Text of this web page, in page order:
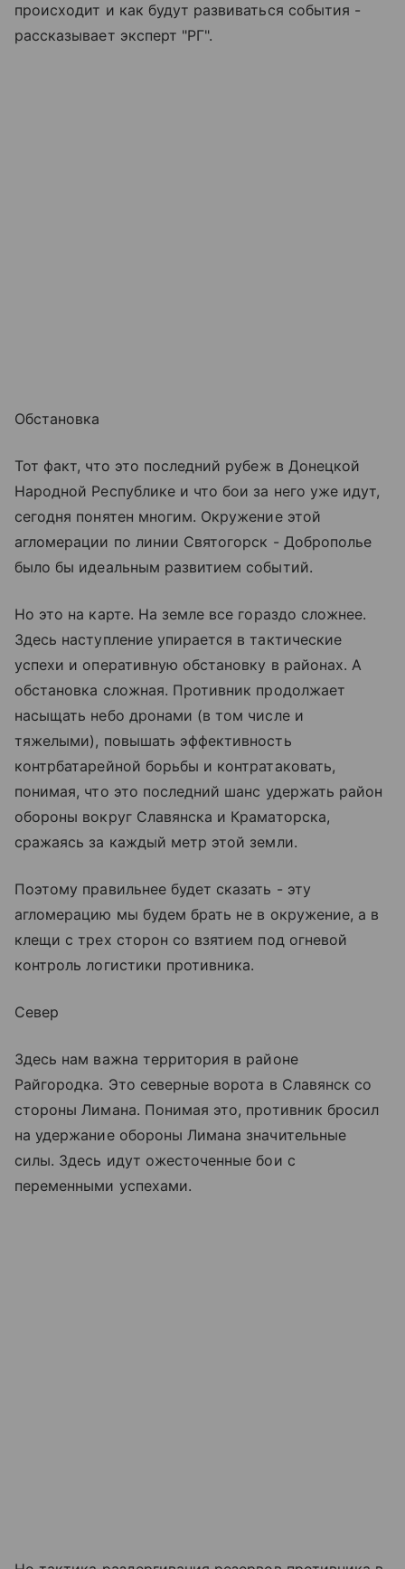
происходит и как будут развиваться события -
рассказывает эксперт "РГ".
Обстановка
Тот факт, что это последний рубеж в Донецкой
Народной Республике и что бои за него уже идут,
сегодня понятен многим. Окружение этой
агломерации по линии Святогорск - Доброполье
было бы идеальным развитием событий.
Но это на карте. На земле все гораздо сложнее.
Здесь наступление упирается в тактические
успехи и оперативную обстановку в районах. А
обстановка сложная. Противник продолжает
насыщать небо дронами (в том числе и
тяжелыми), повышать эффективность
контрбатарейной борьбы и контратаковать,
понимая, что это последний шанс удержать район
обороны вокруг Славянска и Краматорска,
сражаясь за каждый метр этой земли.
Поэтому правильнее будет сказать - эту
агломерацию мы будем брать не в окружение, а в
клещи с трех сторон со взятием под огневой
контроль логистики противника.
Север
Здесь нам важна территория в районе
Райгородка. Это северные ворота в Славянск со
стороны Лимана. Понимая это, противник бросил
на удержание обороны Лимана значительные
силы. Здесь идут ожесточенные бои с
переменными успехами.